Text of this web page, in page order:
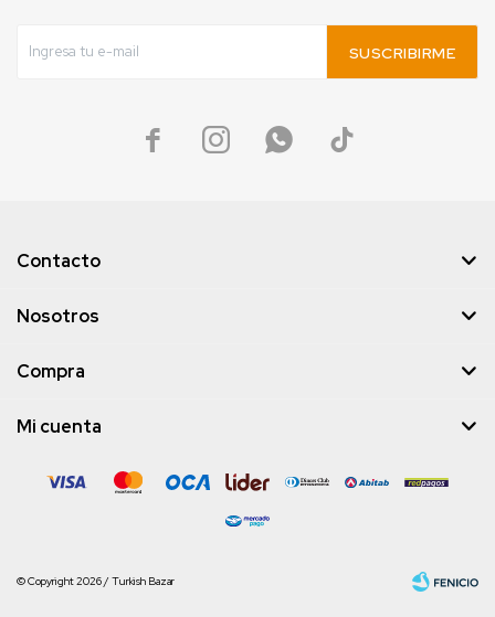
SUSCRIBIRME
   
Contacto
Nosotros
Compra
Mi cuenta
© Copyright 2026 / Turkish Bazar